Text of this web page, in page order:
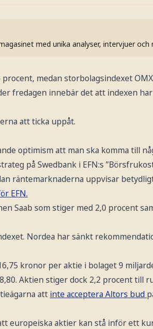
med unika analyser, intervjuer och
medan storbolagsindexet
fredagen innebär det att indexen
att ticka uppåt.
optimism att man ska komma till
på Swedbank i EFN:s
räntemarknaderna uppvisar
EFN.
Saab som stiger med 2,0 procent
Nordea har sänkt
kronor per aktie i bolaget 9
Aktien stiger dock 2,2 procent till
att inte acceptera Altors bud
europeiska aktier kan stå inför ett